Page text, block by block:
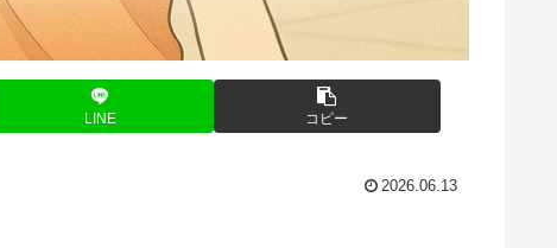
LINE コピー
2026.06.13